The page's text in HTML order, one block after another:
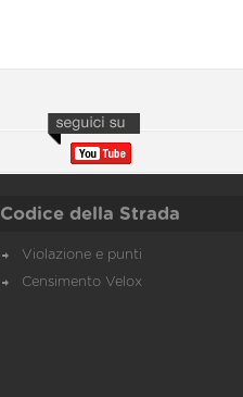
Codice della Strada
Violazione e punti
Censimento Velox